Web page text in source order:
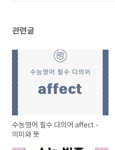
관련글
수능영어 필수 다의어 affect -
의미와 뜻